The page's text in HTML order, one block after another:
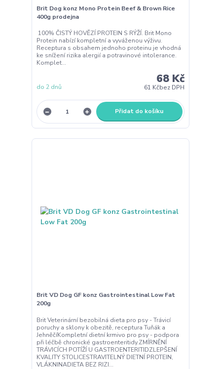
Brit Dog konz Mono Protein Beef & Brown Rice
400g prodejna
100% ČISTÝ HOVĚZÍ PROTEIN S RÝŽÍ. Brit Mono
Protein nabízí kompletní a vyváženou výživu.
Receptura s obsahem jednoho proteinu je vhodná
ke snížení rizika alergií a potravinové intolerance.
Komplet...
68 Kč
61 Kčbez DPH
do 2 dnů
Přidat do košíku
Brit VD Dog GF konz Gastrointestinal Low Fat
200g
Brit Veterinární bezobilná dieta pro psy - Trávicí
poruchy a sklony k obezitě, receptura Tuňák a
JehněčíKompletní dietní krmivo pro psy - podpora
při léčbě chronické gastroenteritidy.ZMÍRNĚNÍ
TRÁVICÍCH POTÍŽÍ U GASTROENTERITIDZLEPŠENÍ
KVALITY STOLICESTRAVITELNÝ DIETNÍ PROTEIN,
VLÁKNINADIETA BEZ RIZI...